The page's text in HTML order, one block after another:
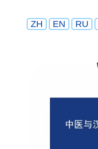
ZH EN RU